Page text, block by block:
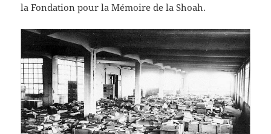
la Fondation pour la Mémoire de la Shoah.